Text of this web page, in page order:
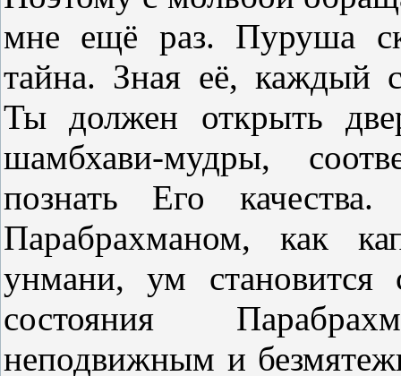
мне ещё раз. Пуруша
тайна. Зная её, каждый
Ты должен открыть
шамбхави-мудры,
познать Его
Парабрахманом, как
унмани, ум становится
состояния
неподвижным и